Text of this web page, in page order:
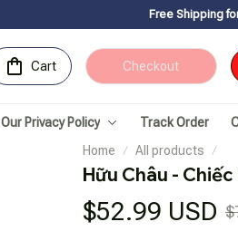
Free Shipping for Orders over
Cart Checkout
Our Privacy Policy Track Order
Home
All products
Hữu Châu -
$52.99 USD